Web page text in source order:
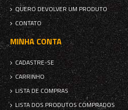
QUERO DEVOLVER UM PRODUTO
CONTATO
MINHA CONTA
CADASTRE-SE
CARRINHO
LISTA DE COMPRAS
LISTA DOS PRODUTOS COMPRADOS